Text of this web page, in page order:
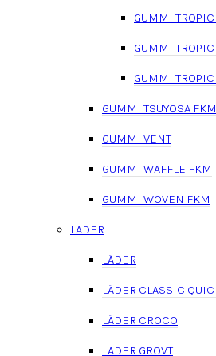
GUMMI
GUMMI
GUMMI
GUMMI TSUYOSA FKM
GUMMI VENT
GUMMI WAFFLE FKM
GUMMI WOVEN FKM
LÄDER
LÄDER
LÄDER CLASSIC
LÄDER CROCO
LÄDER GROVT